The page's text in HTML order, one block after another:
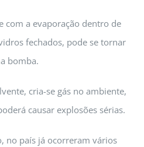
com a evaporação dentro de
fechados, pode se tornar
bomba.
cria-se gás no ambiente,
causar explosões sérias.
no país já ocorreram vários